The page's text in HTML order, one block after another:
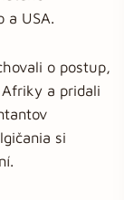
a USA.
o postup,
Afriky a pridali
si